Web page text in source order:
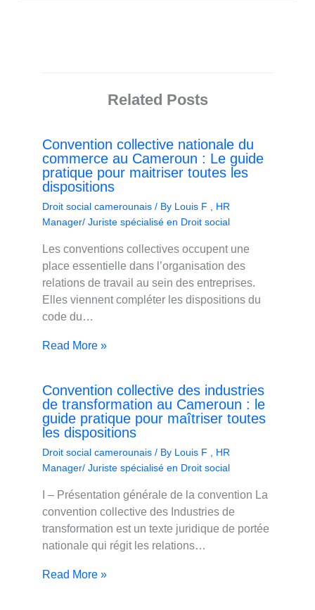
Related Posts
Convention collective nationale du
commerce au Cameroun : Le guide
pratique pour maitriser toutes les
dispositions
Droit social camerounais / By Louis F , HR
Manager/ Juriste spécialisé en Droit social
Les conventions collectives occupent une
place essentielle dans l’organisation des
relations de travail au sein des entreprises.
Elles viennent compléter les dispositions du
code du…
Read More »
Convention collective des industries
de transformation au Cameroun : le
guide pratique pour maîtriser toutes
les dispositions
Droit social camerounais / By Louis F , HR
Manager/ Juriste spécialisé en Droit social
I – Présentation générale de la convention La
convention collective des Industries de
transformation est un texte juridique de portée
nationale qui régit les relations…
Read More »